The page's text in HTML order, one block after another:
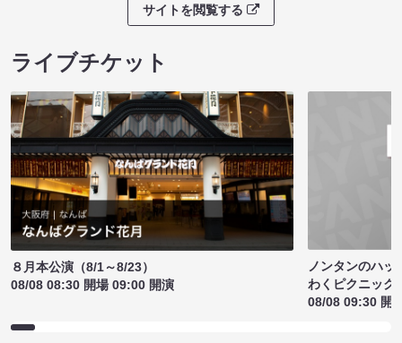
サイトを閲覧する
ライブチケット
８月本公演（8/1～8/23）
08/08 08:30 開場 09:00 開演
ノンタンのハッ
わくピクニック
08/08 09:30 開